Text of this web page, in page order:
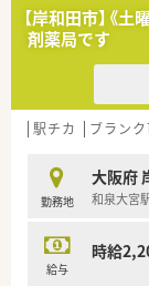
【岸和田市】《
剤薬局です
駅チカ ブラン
勤務地
大阪府
和泉大宮
給与
時給